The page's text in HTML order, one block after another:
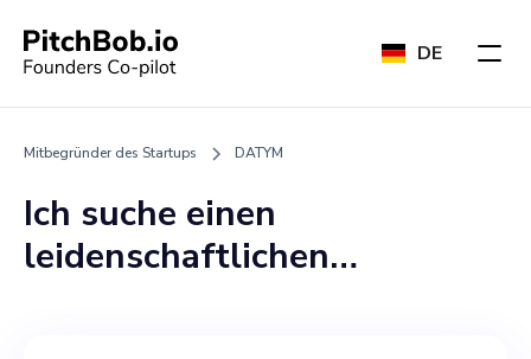
DE
Mitbegründer des Startups DATYM
Ich suche einen
leidenschaftlichen